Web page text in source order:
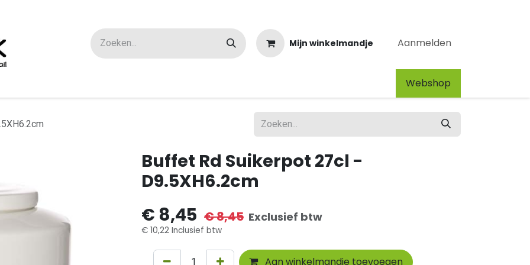
Mijn winkelmandje Aanmelden
Webshop​
Buffet Rd Suikerpot 27cl -
D9.5XH6.2cm
€ 8,45 €8,45 Exclusief btw
€ 10,22 Inclusief btw
Aan winkelmandje toevoegen